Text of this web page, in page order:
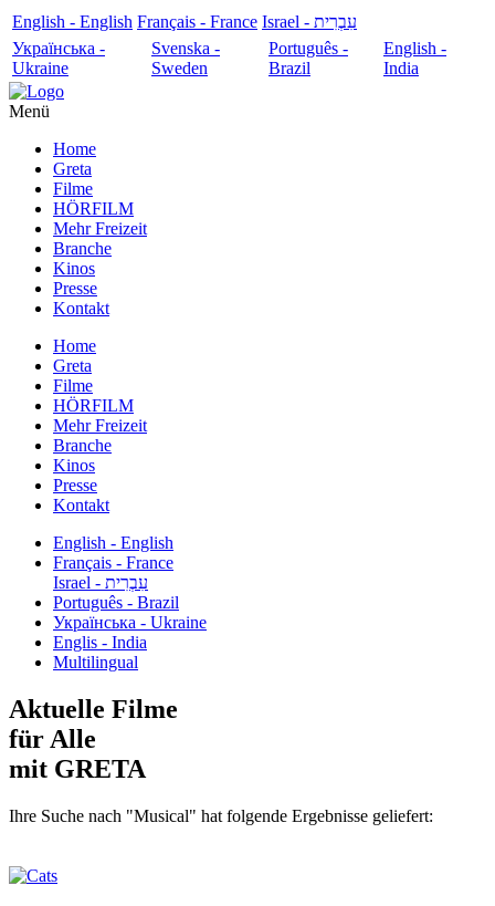
English - English Français - France
עִבְרִית - Israel
Українська -
Ukraine
Svenska -
Sweden
Português -
Brazil
English -
India
Menü
Home
Greta
Filme
HÖRFILM
Mehr Freizeit
Branche
Kinos
Presse
Kontakt
Home
Greta
Filme
HÖRFILM
Mehr Freizeit
Branche
Kinos
Presse
Kontakt
English - English
Français - France
עִבְרִית - Israel
Português - Brazil
Українська - Ukraine
Englis - India
Multilingual
Aktuelle Filme
für Alle
mit GRETA
Ihre Suche nach "Musical" hat folgende Ergebnisse geliefert: